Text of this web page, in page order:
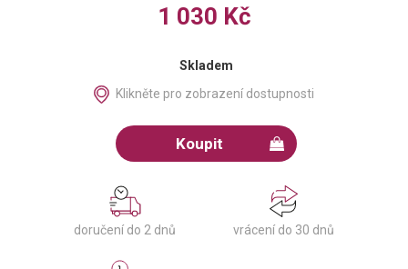
1 030 Kč
Skladem
Klikněte pro zobrazení dostupnosti
Koupit
doručení do 2 dnů vrácení do 30 dnů